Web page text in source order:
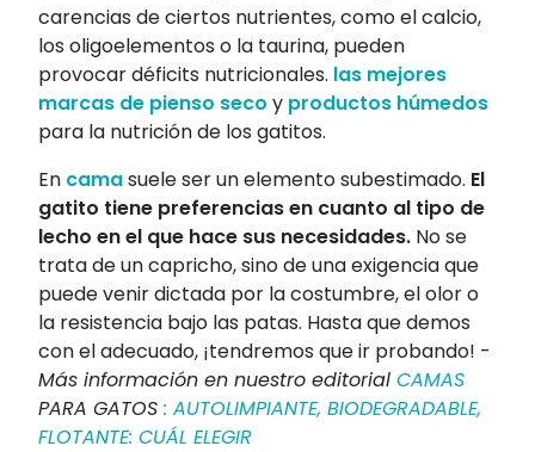
carencias de ciertos nutrientes, como el calcio,
los oligoelementos o la taurina, pueden
provocar déficits nutricionales. las mejores
marcas de pienso seco y productos húmedos
para la nutrición de los gatitos.
En camasuele ser un elemento subestimado. El
gatito tiene preferencias en cuanto al tipo de
lecho en el que hace sus necesidades. No se
trata de un capricho, sino de una exigencia que
puede venir dictada por la costumbre, el olor o
la resistencia bajo las patas. Hasta que demos
con el adecuado, ¡tendremos que ir probando! -
Más información en nuestro editorial CAMAS
PARA GATOS : AUTOLIMPIANTE, BIODEGRADABLE,
FLOTANTE: CUÁL ELEGIR